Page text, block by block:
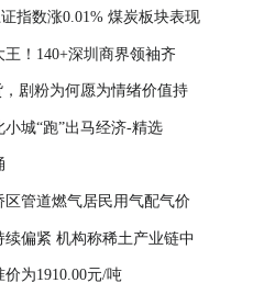
指数涨0.01% 煤炭板块表现
！140+深圳商界领袖齐
父”周维海为掼军俱乐部第
剧粉为何愿为情绪价值持
城“跑”出马经济-精选
管道燃气居民用气配气价
意见稿）》意见建议的公
偏紧 机构称稀土产业链中
估为1910.00元/吨